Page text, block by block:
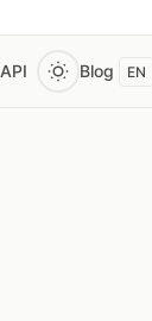
API Blog EN